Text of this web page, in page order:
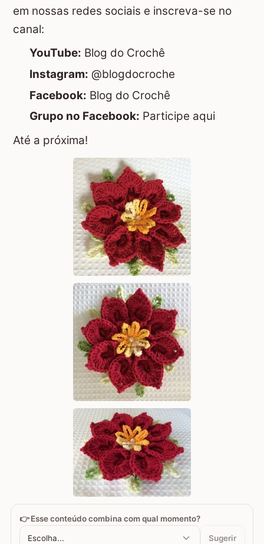
em nossas redes sociais e inscreva-se no
canal:
YouTube: Blog do Crochê
Instagram: @blogdocroche
Facebook: Blog do Crochê
Grupo no Facebook: Participe aqui
Até a próxima!
👉 Esse conteúdo combina com qual momento?
Escolha... Sugerir